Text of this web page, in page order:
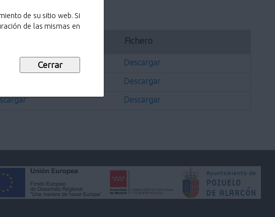
de su sitio web. Si
de las mismas en
Fichero
Descargar
Descargar
Descargar